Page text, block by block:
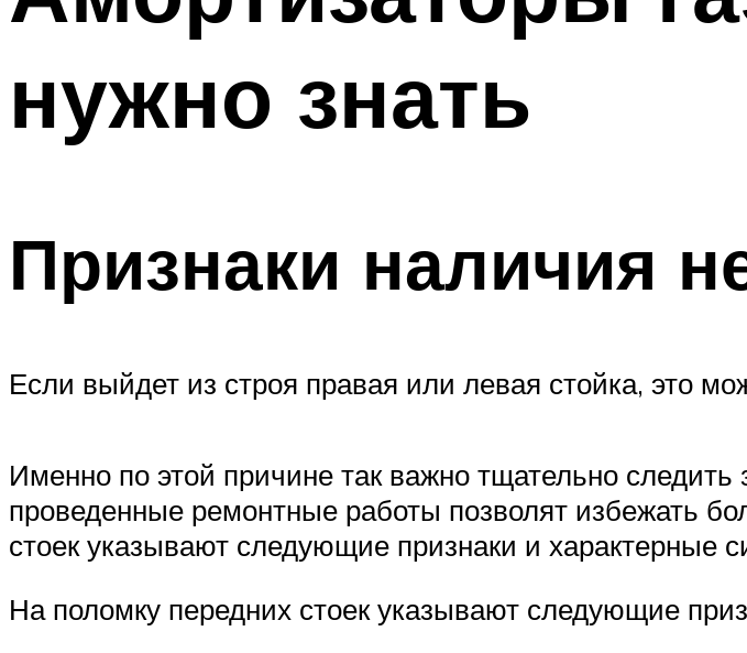
нужно знать
Признаки наличия
Если выйдет из строя правая или левая стойка, это
Именно по этой причине так важно тщательно
проведенные ремонтные работы позволят избежать
стоек указывают следующие признаки и характерные
На поломку передних стоек указывают следующие